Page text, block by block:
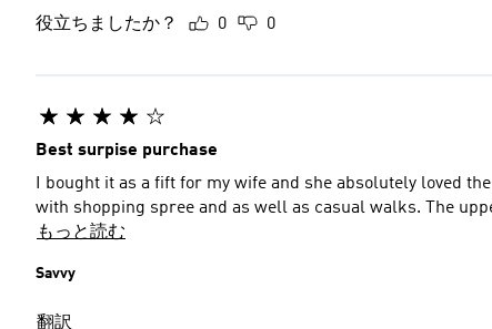
役立ちましたか？ 0 0
Best surpise purchase
I bought it as a fift for my wife and she absolutely loved
with shopping spree and as well as casual walks. The
もっと読む
Savvy
翻訳